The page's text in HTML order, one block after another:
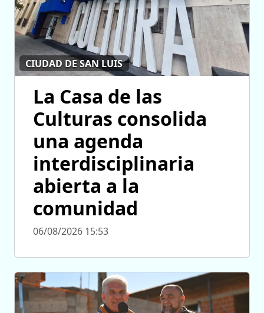
CIUDAD DE SAN LUIS
La Casa de las
Culturas consolida
una agenda
interdisciplinaria
abierta a la
comunidad
06/08/2026 15:53